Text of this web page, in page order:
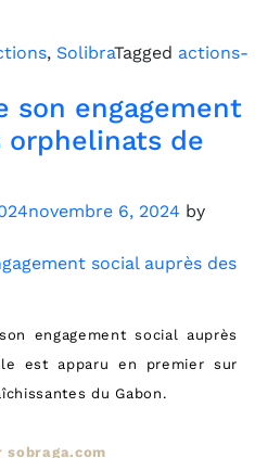
, SolibraTagged actions-
son engagement
orphelinats de
novembre 6, 2024 by
engagement social auprès
est apparu en premier sur
du Gabon.